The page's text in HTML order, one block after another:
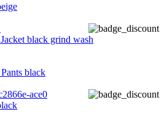
black grind wash
black